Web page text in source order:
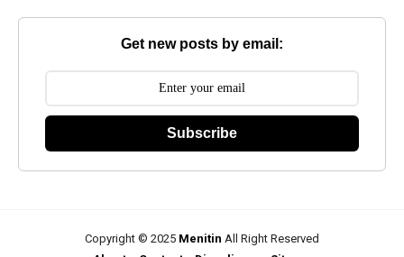
Get new posts by email:
Subscribe
Copyright © 2025 Menitin All Right Reserved